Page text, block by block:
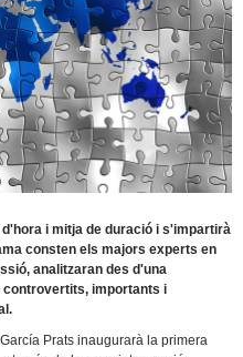
i mitja de duració i s'impartirà
consten els majors experts en
analitzaran des d'una
importants i
Prats inaugurarà la primera